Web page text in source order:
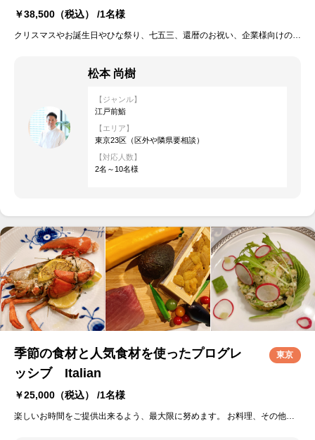
￥38,500 （税込） /1名様
クリスマスやお誕生日やひな祭り、七五三、還暦のお祝い、企業様向けの歓送迎会やイベント、パーティーなど大人数でのご利用など、特別な日もそうでない日も、大切な方との『ハレとケ』のシーンに極上の鮨体験をご提供いたします。
松本 尚樹
【ジャンル】
江戸前鮨
【エリア】
東京23区（区外や隣県要相談）
【対応人数】
2名～10名様
季節の食材と人気食材を使ったプログレ
ッシブ Italian
￥25,000 （税込） /1名様
東京
楽しいお時間をご提供出来るよう、最大限に努めます。 お料理、その他ご希望はお気軽に相談ください。 例、誕生日などのお祝い お花の用意 飲み物の用意 会場デコレーション 特製ホールケーキ アレルギー対応 などなど、お申し付けください。